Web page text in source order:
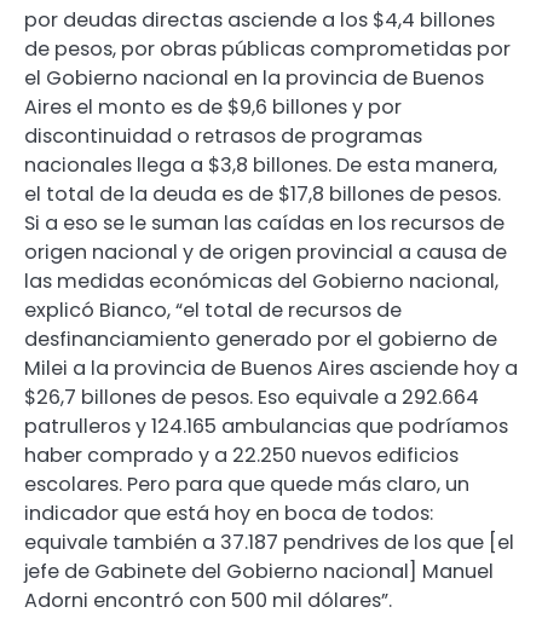
por deudas directas asciende a los $4,4 billones
de pesos, por obras públicas comprometidas por
el Gobierno nacional en la provincia de Buenos
Aires el monto es de $9,6 billones y por
discontinuidad o retrasos de programas
nacionales llega a $3,8 billones. De esta manera,
el total de la deuda es de $17,8 billones de pesos.
Si a eso se le suman las caídas en los recursos de
origen nacional y de origen provincial a causa de
las medidas económicas del Gobierno nacional,
explicó Bianco, “el total de recursos de
desfinanciamiento generado por el gobierno de
Milei a la provincia de Buenos Aires asciende hoy a
$26,7 billones de pesos. Eso equivale a 292.664
patrulleros y 124.165 ambulancias que podríamos
haber comprado y a 22.250 nuevos edificios
escolares. Pero para que quede más claro, un
indicador que está hoy en boca de todos:
equivale también a 37.187 pendrives de los que [el
jefe de Gabinete del Gobierno nacional] Manuel
Adorni encontró con 500 mil dólares”.